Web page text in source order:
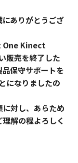
ありがとうござ
One Kinect
販売を終了した
品保守サポートを
になりましたの
対し、あらため
解の程よろしく